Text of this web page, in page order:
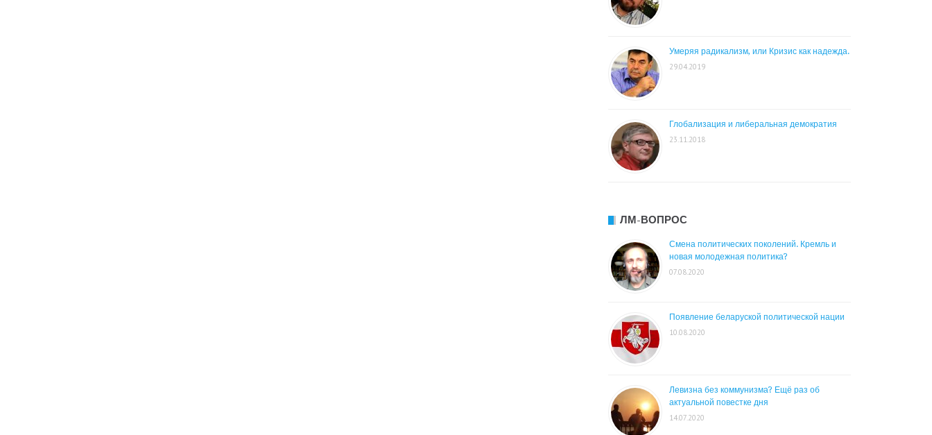
Умеряя радикализм, или Кризис как надежда.
29.04.2019
Глобализация и либеральная демократия
23.11.2018
ЛМ-ВОПРОС
Смена политических поколений. Кремль и
новая молодежная политика?
07.08.2020
Появление беларуской политической нации
10.08.2020
Левизна без коммунизма? Ещё раз об
актуальной повестке дня
14.07.2020